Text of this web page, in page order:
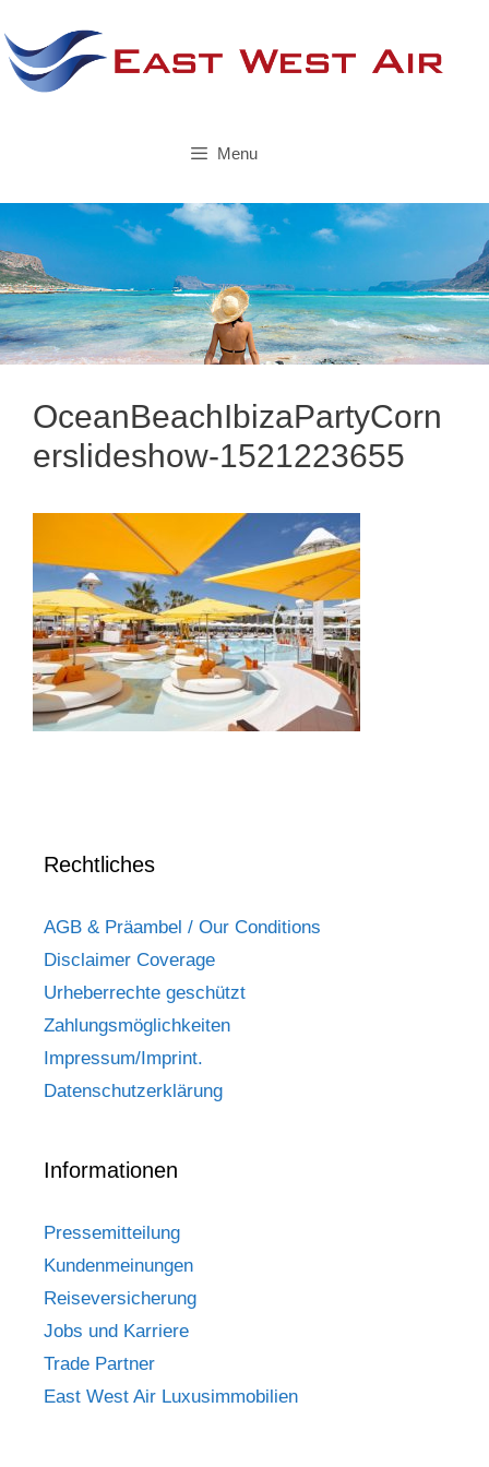
to
content
Menu
OceanBeachIbizaPartyCorn
erslideshow-1521223655
Rechtliches
AGB & Präambel / Our Conditions
Disclaimer Coverage
Urheberrechte geschützt
Zahlungsmöglichkeiten
Impressum/Imprint.
Datenschutzerklärung
Informationen
Pressemitteilung
Kundenmeinungen
Reiseversicherung
Jobs und Karriere
Trade Partner
East West Air Luxusimmobilien